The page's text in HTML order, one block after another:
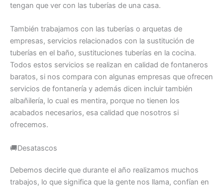
tengan que ver con las tuberías de una casa.
También trabajamos con las tuberías o arquetas de
empresas, servicios relacionados con la sustitución de
tuberías en el baño, sustituciones tuberías en la cocina.
Todos estos servicios se realizan en calidad de fontaneros
baratos, si nos compara con algunas empresas que ofrecen
servicios de fontanería y además dicen incluir también
albañilería, lo cual es mentira, porque no tienen los
acabados necesarios, esa calidad que nosotros si
ofrecemos.
🚚Desatascos
Debemos decirle que durante el año realizamos muchos
trabajos, lo que significa que la gente nos llama, confían en